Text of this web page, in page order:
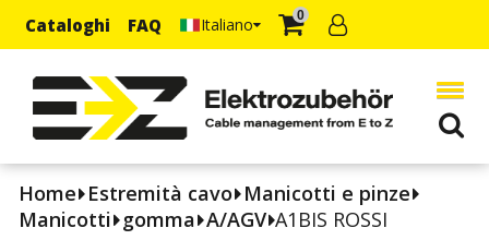
Cataloghi FAQ Italiano 0
Home Estremità cavo Manicotti e pinze
Manicotti gomma A/AGV A1BIS ROSSI